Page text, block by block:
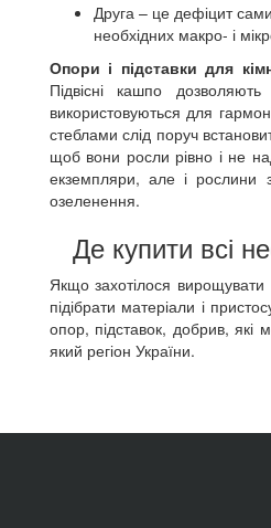
Друга – це дефіцит
необхідних макро- і
Опори і підставки для
Підвісні кашпо
використовуються для
стеблами слід поруч
щоб вони росли рівно і не
екземпляри, але і рослини
озеленення.
Де купити всі
Якщо захотілося вирощувати
підібрати матеріали і
опор, підставок, добрив,
який регіон України.